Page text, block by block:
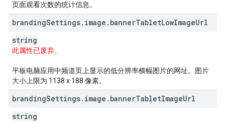
页面观看次数的统计信息。
brandingSettings. image . bannerTabletLowImageUrl
string
此属性已废弃。
平板电脑应用中频道页上显示的低分辨率横幅图片的网址。图片
大小上限为 1138 x 188 像素。
brandingSettings. image . bannerTabletImageUrl
string